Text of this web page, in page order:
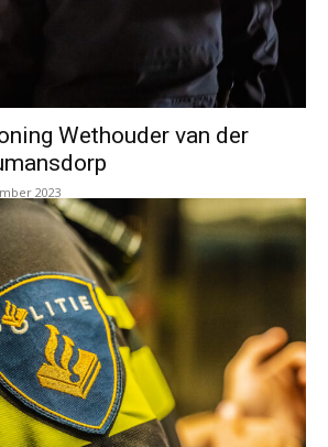
Wethouder van der
2023